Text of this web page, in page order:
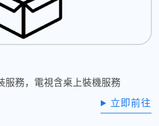
服務，電視含桌上裝機服務
立即前往